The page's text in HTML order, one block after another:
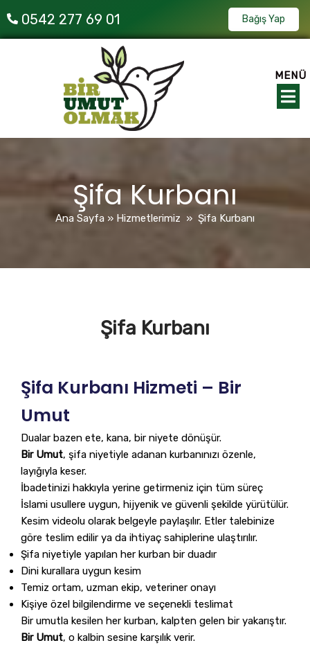
0542 277 69 01 Bağış Yap
MENÜ
Şifa Kurbanı
Ana Sayfa » Hizmetlerimiz » Şifa Kurbanı
Şifa Kurbanı
Şifa Kurbanı Hizmeti – Bir
Umut
Dualar bazen ete, kana, bir niyete dönüşür.
Bir Umut, şifa niyetiyle adanan kurbanınızı özenle,
layığıyla keser.
İbadetinizi hakkıyla yerine getirmeniz için tüm süreç
İslami usullere uygun, hijyenik ve güvenli şekilde yürütülür.
Kesim videolu olarak belgeyle paylaşılır. Etler talebinize
göre teslim edilir ya da ihtiyaç sahiplerine ulaştırılır.
Şifa niyetiyle yapılan her kurban bir duadır
Dini kurallara uygun kesim
Temiz ortam, uzman ekip, veteriner onayı
Kişiye özel bilgilendirme ve seçenekli teslimat
Bir umutla kesilen her kurban, kalpten gelen bir yakarıştır.
Bir Umut, o kalbin sesine karşılık verir.